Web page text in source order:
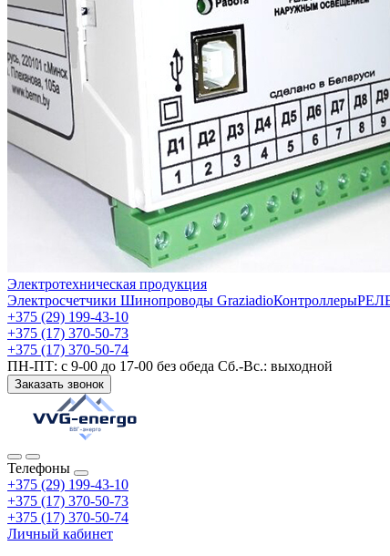
Электротехническая продукция
Электросчетчики Шинопроводы GraziadioКонтроллеры
+375 (29) 199-43-10
+375 (17) 370-50-73
+375 (17) 370-50-74
ПН-ПТ: с 9-00 до 17-00 без обеда Сб.-Вс.: выходной
Заказать звонок
Телефоны
+375 (29) 199-43-10
+375 (17) 370-50-73
+375 (17) 370-50-74
Личный кабинет